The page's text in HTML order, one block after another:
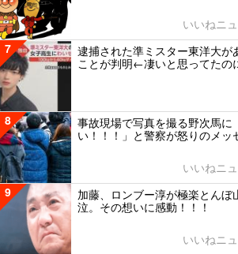
いいねニ
7
逮捕された準ミスター東洋大が
ことが判明←凄いと思ってた
8
事故現場で写真を撮る野次馬に
い！！！」と警察が怒りのメッ
いいねニ
9
加藤、ロンブー淳が極楽とんぼ
泣。その想いに感動！！！
いいねニ